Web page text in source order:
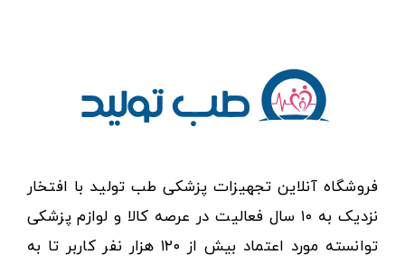
فروشگاه آنلاین تجهیزات پزشکی طب تولید با افتخار
نزدیک به ۱۰ سال فعالیت در عرصه کالا و لوازم پزشکی
توانسته مورد اعتماد بیش از ۱۲۰ هزار نفر کاربر تا به